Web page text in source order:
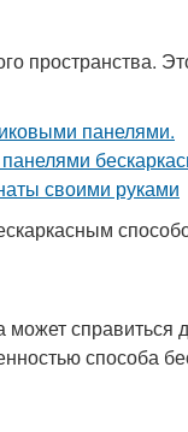
пространства.
способа